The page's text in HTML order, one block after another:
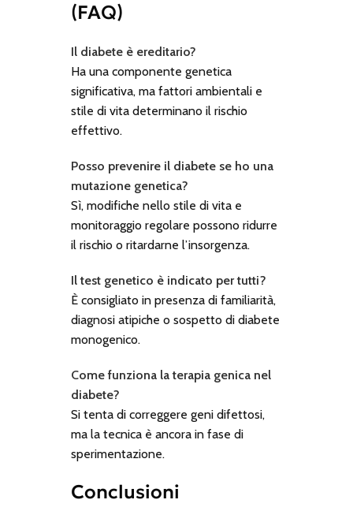
(FAQ)
Il diabete è ereditario?
Ha una componente genetica
significativa, ma fattori ambientali e
stile di vita determinano il rischio
effettivo.
Posso prevenire il diabete se ho una
mutazione genetica?
Sì, modifiche nello stile di vita e
monitoraggio regolare possono ridurre
il rischio o ritardarne l’insorgenza.
Il test genetico è indicato per tutti?
È consigliato in presenza di familiarità,
diagnosi atipiche o sospetto di diabete
monogenico.
Come funziona la terapia genica nel
diabete?
Si tenta di correggere geni difettosi,
ma la tecnica è ancora in fase di
sperimentazione.
Conclusioni